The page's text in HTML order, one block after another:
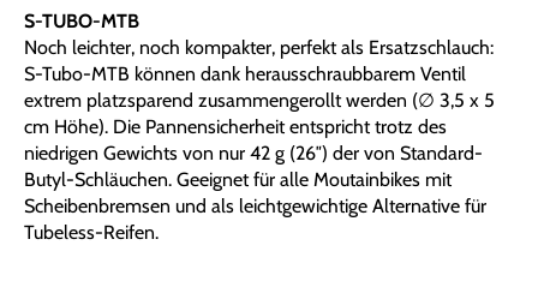
S-TUBO-MTB
Noch leichter, noch kompakter, perfekt als Ersatzschlauch:
S-Tubo-MTB können dank herausschraubbarem Ventil
extrem platzsparend zusammengerollt werden (∅ 3,5 x 5
cm Höhe). Die Pannensicherheit entspricht trotz des
niedrigen Gewichts von nur 42 g (26″) der von Standard-
Butyl-Schläuchen. Geeignet für alle Moutainbikes mit
Scheibenbremsen und als leichtgewichtige Alternative für
Tubeless-Reifen.